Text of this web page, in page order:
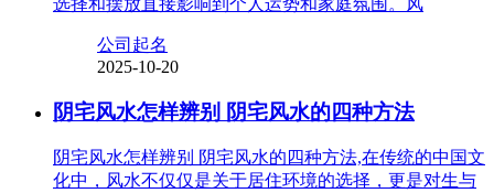
公司起名
2025-10-20
阴宅风水怎样辨别 阴宅风水的四种方法
阴宅风水怎样辨别 阴宅风水的四种方法,在传统的中国文
化中，风水不仅仅是关于居住环境的选择，更是对生与